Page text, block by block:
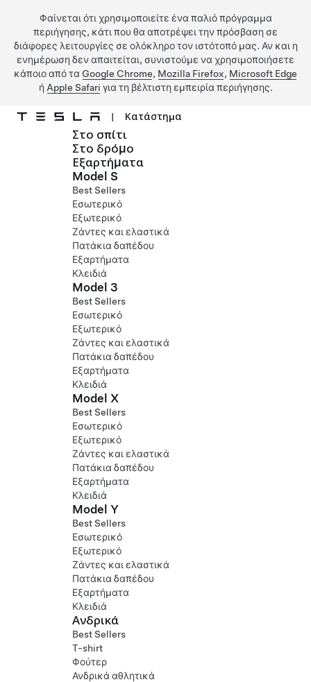
Φαίνεται ότι χρησιμοποιείτε ένα παλιό πρόγραμμα
περιήγησης, κάτι που θα αποτρέψει την πρόσβαση σε
διάφορες λειτουργίες σε ολόκληρο τον ιστότοπό μας. Αν και η
ενημέρωση δεν απαιτείται, συνιστούμε να χρησιμοποιήσετε
κάποιο από τα Google Chrome, Mozilla Firefox, Microsoft Edge
ή Apple Safari για τη βέλτιστη εμπειρία περιήγησης.
Μετάβαση στο κύριο περιεχόμενο
| Κατάστημα
Στο σπίτι
Στο δρόμο
Εξαρτήματα
Model S
Best Sellers
Εσωτερικό
Εξωτερικό
Ζάντες και ελαστικά
Πατάκια δαπέδου
Εξαρτήματα
Κλειδιά
Model 3
Best Sellers
Εσωτερικό
Εξωτερικό
Ζάντες και ελαστικά
Πατάκια δαπέδου
Εξαρτήματα
Κλειδιά
Model X
Best Sellers
Εσωτερικό
Εξωτερικό
Ζάντες και ελαστικά
Πατάκια δαπέδου
Εξαρτήματα
Κλειδιά
Model Y
Best Sellers
Εσωτερικό
Εξωτερικό
Ζάντες και ελαστικά
Πατάκια δαπέδου
Εξαρτήματα
Κλειδιά
Ανδρικά
Best Sellers
T-shirt
Φούτερ
Ανδρικά αθλητικά